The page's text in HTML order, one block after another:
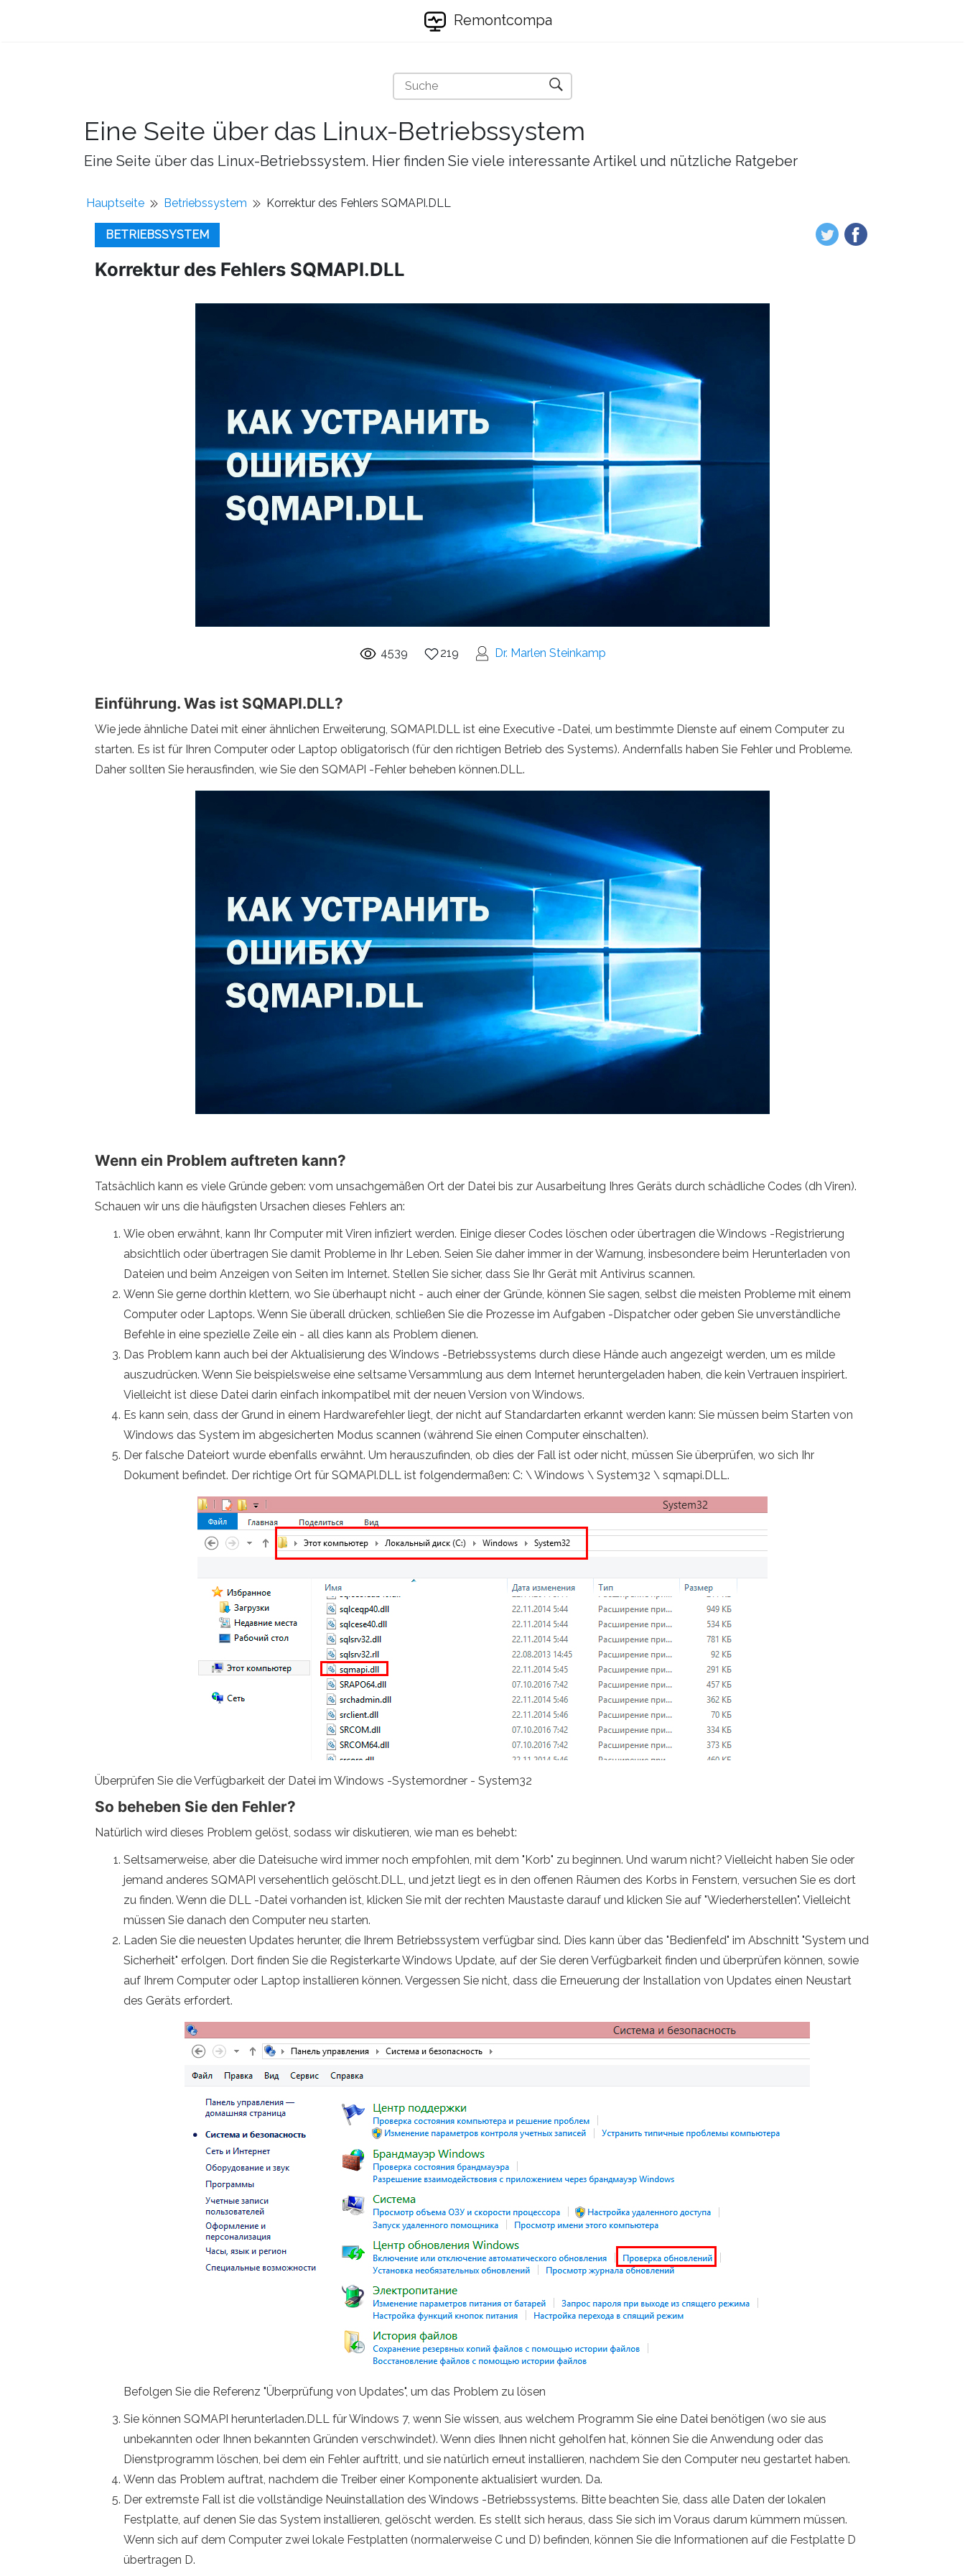
Remontcompa
Eine Seite über das Linux-Betriebssystem
Eine Seite über das Linux-Betriebssystem. Hier finden Sie viele interessante Artikel und nützliche Ratgeber
Hauptseite Betriebssystem Korrektur des Fehlers SQMAPI.DLL
BETRIEBSSYSTEM
Korrektur des Fehlers SQMAPI.DLL
4539 219 Dr. Marlen Steinkamp
Einführung. Was ist SQMAPI.DLL?
Wie jede ähnliche Datei mit einer ähnlichen Erweiterung, SQMAPI.DLL ist eine Executive -Datei, um bestimmte Dienste auf einem Computer zu
starten. Es ist für Ihren Computer oder Laptop obligatorisch (für den richtigen Betrieb des Systems). Andernfalls haben Sie Fehler und Probleme.
Daher sollten Sie herausfinden, wie Sie den SQMAPI -Fehler beheben können.DLL.
Wenn ein Problem auftreten kann?
Tatsächlich kann es viele Gründe geben: vom unsachgemäßen Ort der Datei bis zur Ausarbeitung Ihres Geräts durch schädliche Codes (dh Viren).
Schauen wir uns die häufigsten Ursachen dieses Fehlers an:
Wie oben erwähnt, kann Ihr Computer mit Viren infiziert werden. Einige dieser Codes löschen oder übertragen die Windows -Registrierung
absichtlich oder übertragen Sie damit Probleme in Ihr Leben. Seien Sie daher immer in der Warnung, insbesondere beim Herunterladen von
Dateien und beim Anzeigen von Seiten im Internet. Stellen Sie sicher, dass Sie Ihr Gerät mit Antivirus scannen.
Wenn Sie gerne dorthin klettern, wo Sie überhaupt nicht - auch einer der Gründe, können Sie sagen, selbst die meisten Probleme mit einem
Computer oder Laptops. Wenn Sie überall drücken, schließen Sie die Prozesse im Aufgaben -Dispatcher oder geben Sie unverständliche
Befehle in eine spezielle Zeile ein - all dies kann als Problem dienen.
Das Problem kann auch bei der Aktualisierung des Windows -Betriebssystems durch diese Hände auch angezeigt werden, um es milde
auszudrücken. Wenn Sie beispielsweise eine seltsame Versammlung aus dem Internet heruntergeladen haben, die kein Vertrauen inspiriert.
Vielleicht ist diese Datei darin einfach inkompatibel mit der neuen Version von Windows.
Es kann sein, dass der Grund in einem Hardwarefehler liegt, der nicht auf Standardarten erkannt werden kann: Sie müssen beim Starten von
Windows das System im abgesicherten Modus scannen (während Sie einen Computer einschalten).
Der falsche Dateiort wurde ebenfalls erwähnt. Um herauszufinden, ob dies der Fall ist oder nicht, müssen Sie überprüfen, wo sich Ihr
Dokument befindet. Der richtige Ort für SQMAPI.DLL ist folgendermaßen: C: \ Windows \ System32 \ sqmapi.DLL.
Überprüfen Sie die Verfügbarkeit der Datei im Windows -Systemordner - System32
So beheben Sie den Fehler?
Natürlich wird dieses Problem gelöst, sodass wir diskutieren, wie man es behebt:
Seltsamerweise, aber die Dateisuche wird immer noch empfohlen, mit dem "Korb" zu beginnen. Und warum nicht? Vielleicht haben Sie oder
jemand anderes SQMAPI versehentlich gelöscht.DLL, und jetzt liegt es in den offenen Räumen des Korbs in Fenstern, versuchen Sie es dort
zu finden. Wenn die DLL -Datei vorhanden ist, klicken Sie mit der rechten Maustaste darauf und klicken Sie auf "Wiederherstellen". Vielleicht
müssen Sie danach den Computer neu starten.
Laden Sie die neuesten Updates herunter, die Ihrem Betriebssystem verfügbar sind. Dies kann über das "Bedienfeld" im Abschnitt "System und
Sicherheit" erfolgen. Dort finden Sie die Registerkarte Windows Update, auf der Sie deren Verfügbarkeit finden und überprüfen können, sowie
auf Ihrem Computer oder Laptop installieren können. Vergessen Sie nicht, dass die Erneuerung der Installation von Updates einen Neustart
des Geräts erfordert.
Befolgen Sie die Referenz "Überprüfung von Updates", um das Problem zu lösen
Sie können SQMAPI herunterladen.DLL für Windows 7, wenn Sie wissen, aus welchem ​​Programm Sie eine Datei benötigen (wo sie aus
unbekannten oder Ihnen bekannten Gründen verschwindet). Wenn dies Ihnen nicht geholfen hat, können Sie die Anwendung oder das
Dienstprogramm löschen, bei dem ein Fehler auftritt, und sie natürlich erneut installieren, nachdem Sie den Computer neu gestartet haben.
Wenn das Problem auftrat, nachdem die Treiber einer Komponente aktualisiert wurden. Da.
Der extremste Fall ist die vollständige Neuinstallation des Windows -Betriebssystems. Bitte beachten Sie, dass alle Daten der lokalen
Festplatte, auf denen Sie das System installieren, gelöscht werden. Es stellt sich heraus, dass Sie sich im Voraus darum kümmern müssen.
Wenn sich auf dem Computer zwei lokale Festplatten (normalerweise C und D) befinden, können Sie die Informationen auf die Festplatte D
übertragen D.